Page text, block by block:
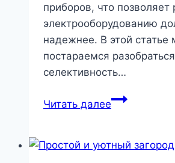
приборов, что позволяет
электрооборудованию
надежнее. В этой статье
постараемся
селективность…
Читать далееЧто
защиты?